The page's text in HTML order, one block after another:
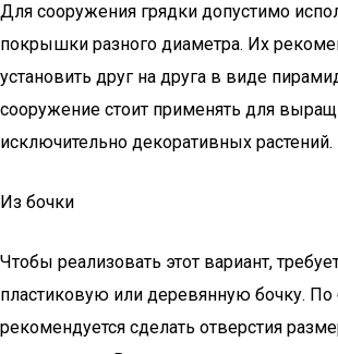
Для сооружения грядки допустимо
покрышки разного диаметра. Их
установить друг на друга в виде
сооружение стоит применять для
исключительно декоративных растений.
Из бочки
Чтобы реализовать этот вариант,
пластиковую или деревянную бочку. По
рекомендуется сделать отверстия